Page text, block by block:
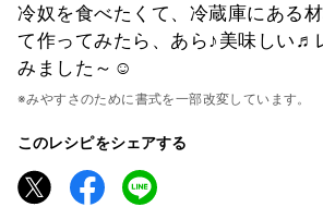
冷奴を食べたくて、冷蔵庫にある
て作ってみたら、あら♪美味しい♬
みました～☺
※みやすさのために書式を一部改変しています。
このレシピをシェアする